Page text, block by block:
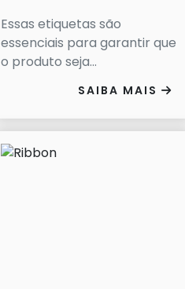
Essas etiquetas são
essenciais para garantir que
o produto seja...
SAIBA MAIS